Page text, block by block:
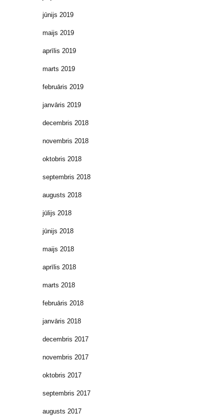
jūnijs 2019
maijs 2019
aprīlis 2019
marts 2019
februāris 2019
janvāris 2019
decembris 2018
novembris 2018
oktobris 2018
septembris 2018
augusts 2018
jūlijs 2018
jūnijs 2018
maijs 2018
aprīlis 2018
marts 2018
februāris 2018
janvāris 2018
decembris 2017
novembris 2017
oktobris 2017
septembris 2017
augusts 2017